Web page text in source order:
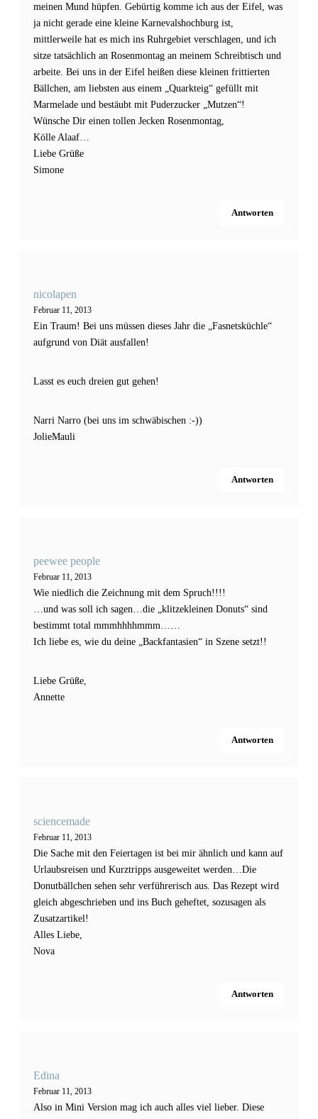
meinen Mund hüpfen. Gebürtig komme ich aus der Eifel, was
ja nicht gerade eine kleine Karnevalshochburg ist,
mittlerweile hat es mich ins Ruhrgebiet verschlagen, und ich
sitze tatsächlich an Rosenmontag an meinem Schreibtisch und
arbeite. Bei uns in der Eifel heißen diese kleinen frittierten
Bällchen, am liebsten aus einem „Quarkteig“ gefüllt mit
Marmelade und bestäubt mit Puderzucker „Mutzen“!
Wünsche Dir einen tollen Jecken Rosenmontag,
Kölle Alaaf…
Liebe Grüße
Simone
Antworten
nicolapen
Februar 11, 2013
Ein Traum! Bei uns müssen dieses Jahr die „Fasnetsküchle“
aufgrund von Diät ausfallen!
Lasst es euch dreien gut gehen!
Narri Narro (bei uns im schwäbischen :-))
JolieMauli
Antworten
peewee people
Februar 11, 2013
Wie niedlich die Zeichnung mit dem Spruch!!!!
…und was soll ich sagen…die „klitzekleinen Donuts“ sind
bestimmt total mmmhhhhmmm……
Ich liebe es, wie du deine „Backfantasien“ in Szene setzt!!
Liebe Grüße,
Annette
Antworten
sciencemade
Februar 11, 2013
Die Sache mit den Feiertagen ist bei mir ähnlich und kann auf
Urlaubsreisen und Kurztripps ausgeweitet werden…Die
Donutbällchen sehen sehr verführerisch aus. Das Rezept wird
gleich abgeschrieben und ins Buch geheftet, sozusagen als
Zusatzartikel!
Alles Liebe,
Nova
Antworten
Edina
Februar 11, 2013
Also in Mini Version mag ich auch alles viel lieber. Diese